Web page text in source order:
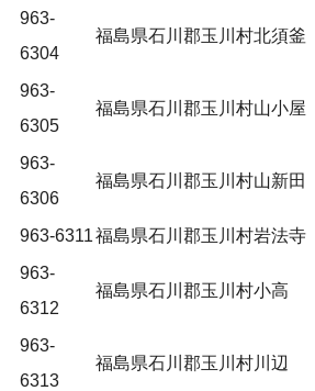
963-
6304
福島県石川郡玉川村北須釜
963-
6305
福島県石川郡玉川村山小屋
963-
6306
福島県石川郡玉川村山新田
963-6311福島県石川郡玉川村岩法寺
963-
6312
福島県石川郡玉川村小高
963-
6313
福島県石川郡玉川村川辺